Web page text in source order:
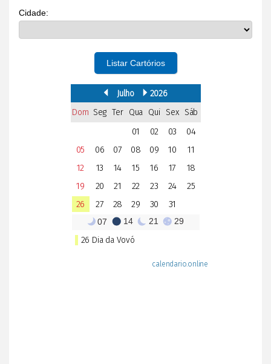
Cidade:
Listar Cartórios